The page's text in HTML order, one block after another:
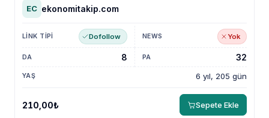
EC ekonomitakip.com
Dofollow Yok
6 yıl, 205 gün
8 32
210,00₺ Sepete Ekle